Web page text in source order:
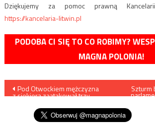
Dziękujemy za pomoc prawną
https://kancelaria-litwin.pl
PODOBA CI SIĘ TO CO ROBIMY?
MAGNA POLONIA!
Nawigacja
wpisu
Pod Otwockiem mężczyzna
z siekierą zaatakował trzy
Szturm